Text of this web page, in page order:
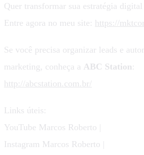
Quer transformar sua estratégia digital
Entre agora no meu site: https://
Se você precisa organizar leads e
marketing, conheça a ABC Station:
http://abcstation.com.br/
Links úteis:
YouTube Marcos Roberto |
Instagram Marcos Roberto |